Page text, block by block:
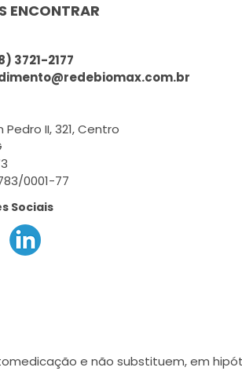
ENCONTRAR
3721-2177
II, 321, Centro
0001-77
Sociais
e não substituem, em